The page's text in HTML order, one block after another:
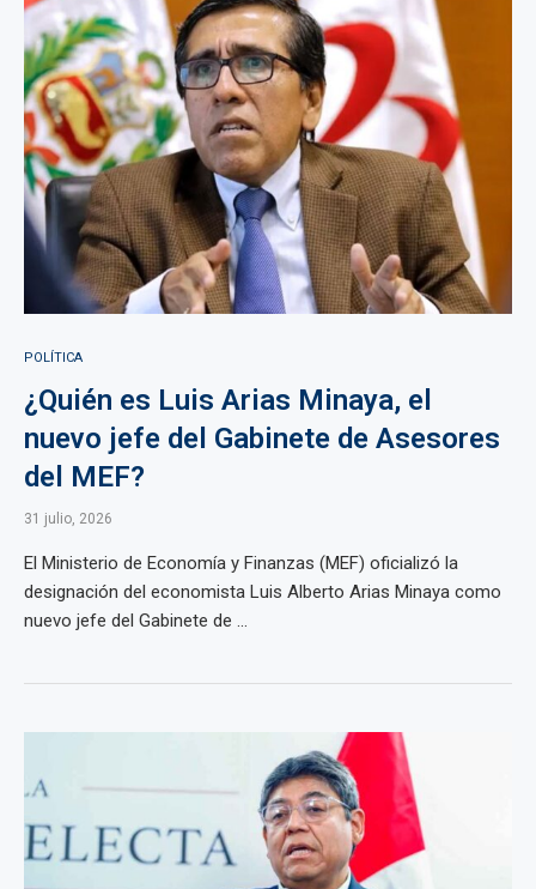
POLÍTICA
¿Quién es Luis Arias Minaya, el
nuevo jefe del Gabinete de Asesores
del MEF?
31 julio, 2026
El Ministerio de Economía y Finanzas (MEF) oficializó la
designación del economista Luis Alberto Arias Minaya como
nuevo jefe del Gabinete de ...